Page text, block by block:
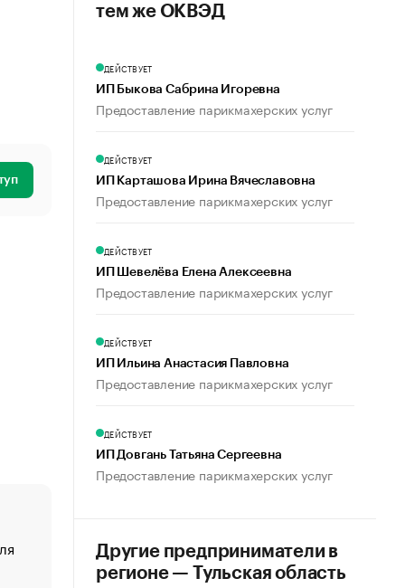
«От спорта тело стареет иначе». Как живет глава
создавшей GTA
тем же ОКВЭД
ДЕЙСТВУЕТ
ИП Быкова Сабрина Игоревна
Предоставление парикмахерских услуг
ДЕЙСТВУЕТ
ИП Карташова Ирина Вячеславовна
Предоставление парикмахерских услуг
ДЕЙСТВУЕТ
ИП Шевелёва Елена Алексеевна
Предоставление парикмахерских услуг
ДЕЙСТВУЕТ
ИП Ильина Анастасия Павловна
Предоставление парикмахерских услуг
ДЕЙСТВУЕТ
ИП Довгань Татьяна Сергеевна
Предоставление парикмахерских услуг
Другие предприниматели в
регионе — Тульская область